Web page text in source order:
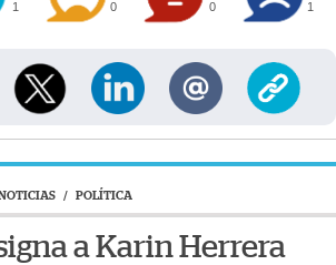
1 0 0 1
/ POLÍTICA
a Karin Herrera